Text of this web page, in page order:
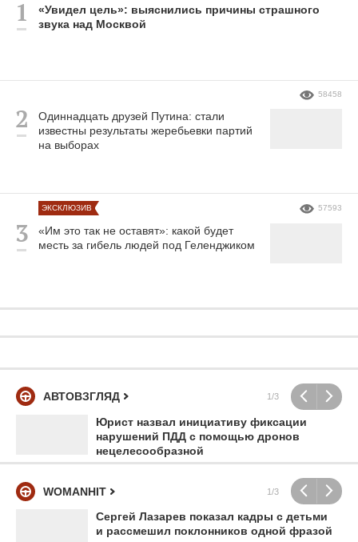
«Увидел цель»: выяснились причины страшного
звука над Москвой
Одиннадцать друзей Путина: стали
известны результаты жеребьевки партий
на выборах
58458
«Им это так не оставят»: какой будет
месть за гибель людей под Геленджиком
ЭКСКЛЮЗИВ 57593
АВТОВЗГЛЯД 1/3
Юрист назвал инициативу фиксации
нарушений ПДД с помощью дронов
нецелесообразной
WOMANHIT 1/3
Сергей Лазарев показал кадры с детьми
и рассмешил поклонников одной фразой